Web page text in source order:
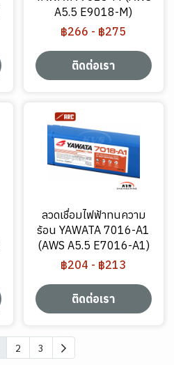
A5.5 E9018-M)
฿266 - ฿275
ติดต่อเรา
ลวดเชื่อมไฟฟ้าทนความ
ร้อน YAWATA 7016-A1
(AWS A5.5 E7016-A1)
฿204 - ฿213
ติดต่อเรา
2 3